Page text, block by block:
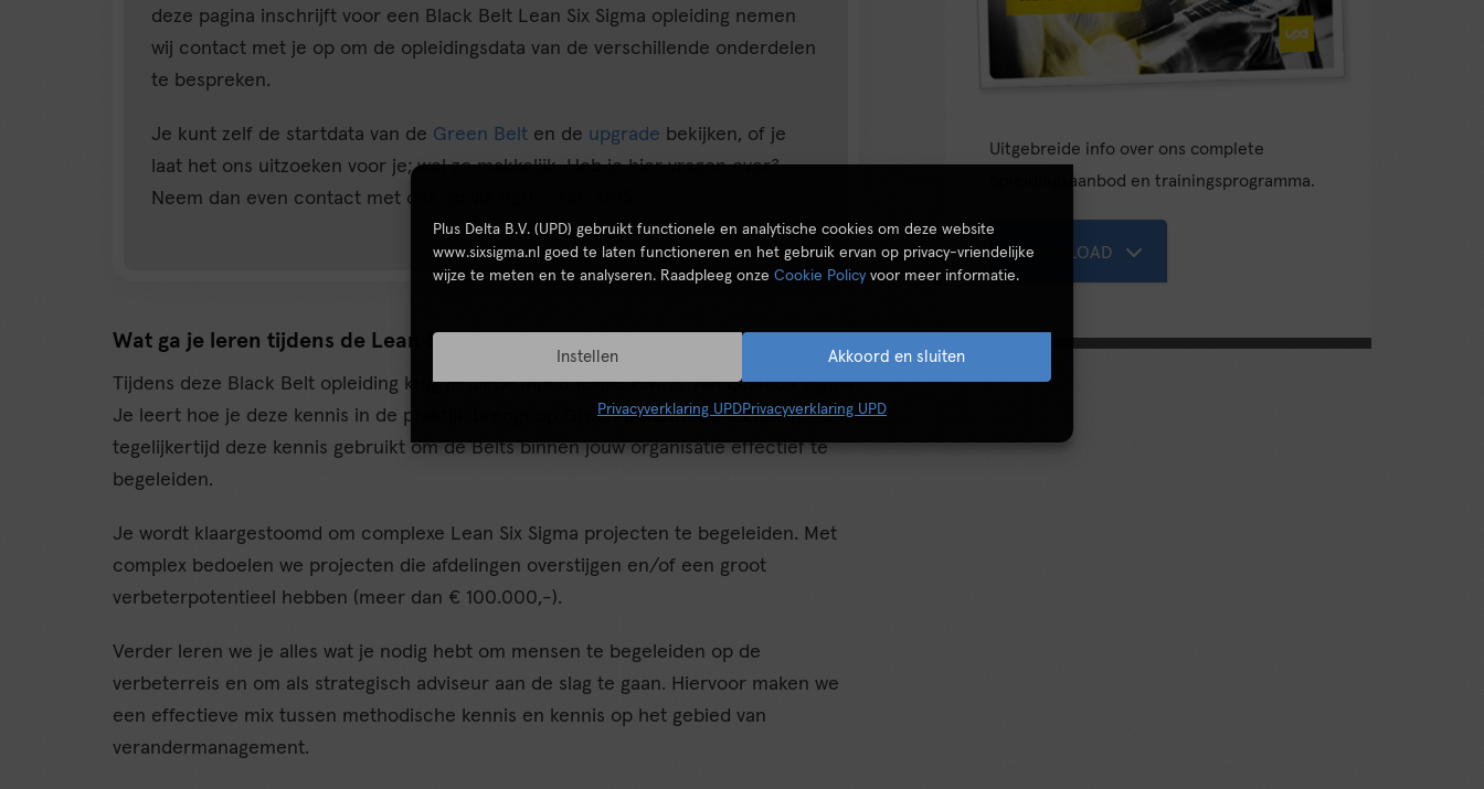
Plus Delta B.V. (UPD) gebruikt functionele en analytische cookies om deze website
www.sixsigma.nl goed te laten functioneren en het gebruik ervan op privacy-vriendelijke
wijze te meten en te analyseren. Raadpleeg onze Cookie Policy voor meer informatie.
Akkoord en sluiten
Instellen
Privacyverklaring UPDPrivacyverklaring UPD
deze pagina inschrijft voor een Black Belt Lean Six Sigma opleiding nemen
wij contact met je op om de opleidingsdata van de verschillende onderdelen
te bespreken.
Je kunt zelf de startdata van de Green Belt en de upgrade bekijken, of je
laat het ons uitzoeken voor je; wel zo makkelijk. Heb je hier vragen over?
Neem dan even contact met ons op via 020 – 345 3015.
Wat ga je leren tijdens de Lean Six Sigma Black Belt opleiding?
Tijdens deze Black Belt opleiding krijg je diepe inhoudelijke kennis van Lean Six Sigma.
Je leert hoe je deze kennis in de praktijk brengt op Green Belt niveau en hoe je
tegelijkertijd deze kennis gebruikt om de Belts binnen jouw organisatie effectief te
begeleiden.
Je wordt klaargestoomd om complexe Lean Six Sigma projecten te begeleiden. Met
complex bedoelen we projecten die afdelingen overstijgen en/of een groot
verbeterpotentieel hebben (meer dan € 100.000,-).
Verder leren we je alles wat je nodig hebt om mensen te begeleiden op de
verbeterreis en om als strategisch adviseur aan de slag te gaan. Hiervoor maken we
een effectieve mix tussen methodische kennis en kennis op het gebied van
verandermanagement.
Uitgebreide info over ons complete
opleidingsaanbod en trainingsprogramma.
DOWNLOAD